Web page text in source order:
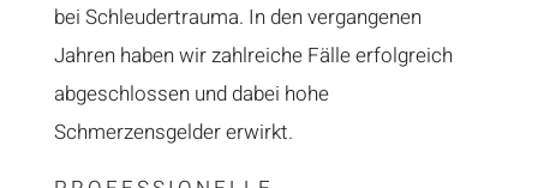
bei Schleudertrauma. In den vergangenen
Jahren haben wir zahlreiche Fälle erfolgreich
abgeschlossen und dabei hohe
Schmerzensgelder erwirkt.